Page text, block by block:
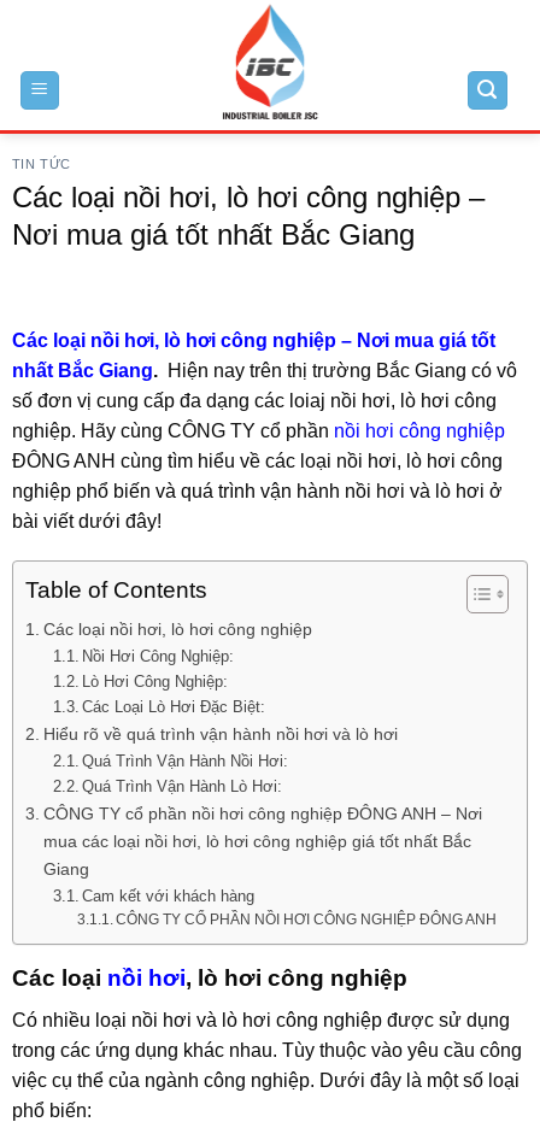
content
TIN TỨC
Các loại nồi hơi, lò hơi công nghiệp –
Nơi mua giá tốt nhất Bắc Giang
Các loại nồi hơi, lò hơi công nghiệp – Nơi mua giá tốt
nhất Bắc Giang. Hiện nay trên thị trường Bắc Giang có vô
số đơn vị cung cấp đa dạng các loiaj nồi hơi, lò hơi công
nghiệp. Hãy cùng CÔNG TY cổ phần nồi hơi công nghiệp
ĐÔNG ANH cùng tìm hiểu về các loại nồi hơi, lò hơi công
nghiệp phổ biến và quá trình vận hành nồi hơi và lò hơi ở
bài viết dưới đây!
Table of Contents
Các loại nồi hơi, lò hơi công nghiệp
Nồi Hơi Công Nghiệp:
Lò Hơi Công Nghiệp:
Các Loại Lò Hơi Đặc Biệt:
Hiểu rõ về quá trình vận hành nồi hơi và lò hơi
Quá Trình Vận Hành Nồi Hơi:
Quá Trình Vận Hành Lò Hơi:
CÔNG TY cổ phần nồi hơi công nghiệp ĐÔNG ANH – Nơi
mua các loại nồi hơi, lò hơi công nghiệp giá tốt nhất Bắc
Giang
Cam kết với khách hàng
CÔNG TY CỔ PHẦN NỒI HƠI CÔNG NGHIỆP ĐÔNG ANH
Các loại nồi hơi, lò hơi công nghiệp
Có nhiều loại nồi hơi và lò hơi công nghiệp được sử dụng
trong các ứng dụng khác nhau. Tùy thuộc vào yêu cầu công
việc cụ thể của ngành công nghiệp. Dưới đây là một số loại
phổ biến: